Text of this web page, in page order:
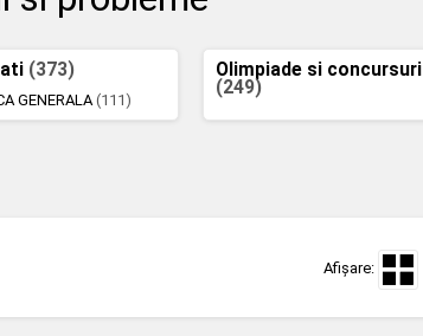
(373)
GENERALA(111)
Olimpiade si concursuri
(249)
Afișare: